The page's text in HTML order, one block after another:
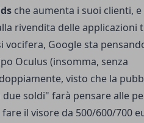
che aumenta i suoi clienti,
rivendita delle applicazioni
vocifera, Google sta
Oculus (insomma, senza
visto che la
soldi" farà pensare alle
il visore da 500/600/700